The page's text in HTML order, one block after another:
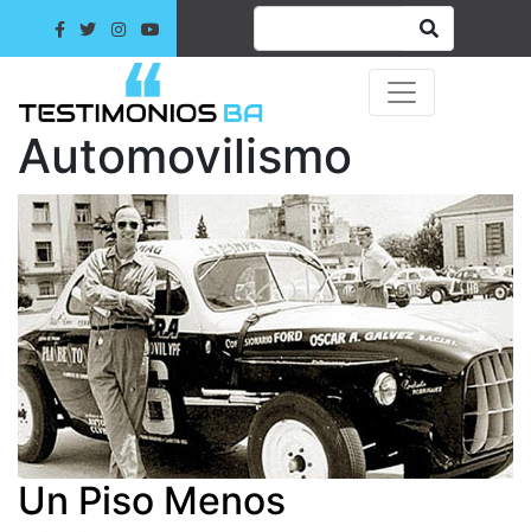
Automovilismo
Un Piso Menos